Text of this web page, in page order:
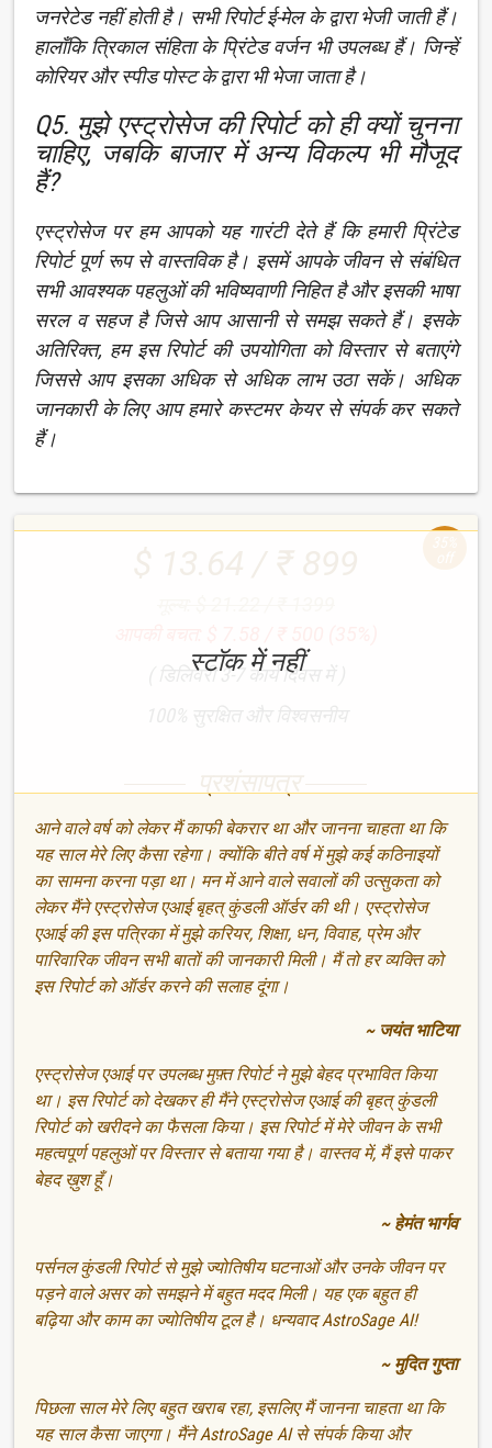
जनरेटेड नहीं होती है। सभी रिपोर्ट ई-मेल के द्वारा भेजी जाती हैं।
हालाँकि त्रिकाल संहिता के प्रिंटेड वर्जन भी उपलब्ध हैं। जिन्हें
कोरियर और स्पीड पोस्ट के द्वारा भी भेजा जाता है।
Q5. मुझे एस्ट्रोसेज की रिपोर्ट को ही क्यों चुनना
चाहिए, जबकि बाजार में अन्य विकल्प भी मौजूद
हैं?
एस्ट्रोसेज पर हम आपको यह गारंटी देते हैं कि हमारी प्रिंटेड
रिपोर्ट पूर्ण रूप से वास्तविक है। इसमें आपके जीवन से संबंधित
सभी आवश्यक पहलुओं की भविष्यवाणी निहित है और इसकी भाषा
सरल व सहज है जिसे आप आसानी से समझ सकते हैं। इसके
अतिरिक्त, हम इस रिपोर्ट की उपयोगिता को विस्तार से बताएंगे
जिससे आप इसका अधिक से अधिक लाभ उठा सकें। अधिक
जानकारी के लिए आप हमारे कस्टमर केयर से संपर्क कर सकते
हैं।
स्टॉक में नहीं
$ 13.64 / ₹ 899
( डिलिवरी 3-7 कार्य दिवस में )
प्रशंसापत्र
आने वाले वर्ष को लेकर मैं काफी बेकरार था और जानना चाहता था कि
यह साल मेरे लिए कैसा रहेगा। क्योंकि बीते वर्ष में मुझे कई कठिनाइयों
का सामना करना पड़ा था। मन में आने वाले सवालों की उत्सुकता को
लेकर मैंने एस्ट्रोसेज एआई बृहत् कुंडली ऑर्डर की थी। एस्ट्रोसेज
एआई की इस पत्रिका में मुझे करियर, शिक्षा, धन, विवाह, प्रेम और
पारिवारिक जीवन सभी बातों की जानकारी मिली। मैं तो हर व्यक्ति को
इस रिपोर्ट को ऑर्डर करने की सलाह दूंगा।
~ जयंत भाटिया
एस्ट्रोसेज एआई पर उपलब्ध मुफ़्त रिपोर्ट ने मुझे बेहद प्रभावित किया
था। इस रिपोर्ट को देखकर ही मैंने एस्ट्रोसेज एआई की बृहत् कुंडली
रिपोर्ट को खरीदने का फैसला किया। इस रिपोर्ट में मेरे जीवन के सभी
महत्वपूर्ण पहलुओं पर विस्तार से बताया गया है। वास्तव में, मैं इसे पाकर
बेहद ख़ुश हूँ।
~ हेमंत भार्गव
पर्सनल कुंडली रिपोर्ट से मुझे ज्योतिषीय घटनाओं और उनके जीवन पर
पड़ने वाले असर को समझने में बहुत मदद मिली। यह एक बहुत ही
बढ़िया और काम का ज्योतिषीय टूल है। धन्यवाद AstroSage AI!
~ मुदित गुप्ता
पिछला साल मेरे लिए बहुत खराब रहा, इसलिए मैं जानना चाहता था कि
यह साल कैसा जाएगा। मैंने AstroSage AI से संपर्क किया और